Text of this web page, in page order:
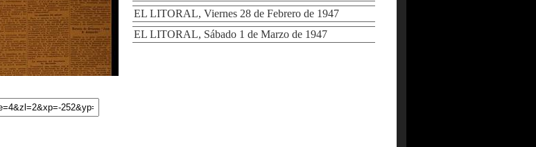
EL LITORAL, Viernes 28 de Febrero de 1947
EL LITORAL, Sábado 1 de Marzo de 1947